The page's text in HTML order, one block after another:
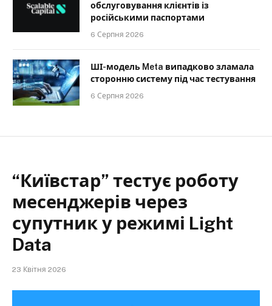
обслуговування клієнтів із
російськими паспортами
6 Серпня 2026
ШІ-модель Meta випадково зламала
сторонню систему під час тестування
6 Серпня 2026
“Київстар” тестує роботу
месенджерів через
супутник у режимі Light
Data
23 Квітня 2026